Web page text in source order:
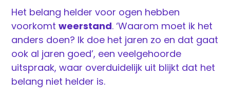
Het belang helder voor ogen hebben
voorkomtweerstand. ‘Waarom moet ik het
anders doen? Ik doe het jaren zo en dat gaat
ook al jaren goed’, een veelgehoorde
uitspraak, waar overduidelijk uit blijkt dat het
belang niet helder is.